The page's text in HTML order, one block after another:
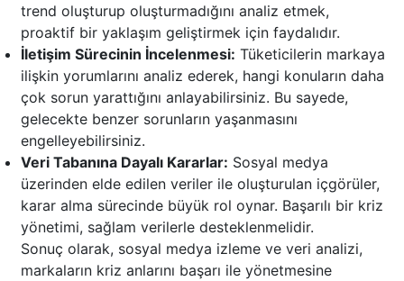
trend oluşturup oluşturmadığını analiz etmek,
proaktif bir yaklaşım geliştirmek için faydalıdır.
İletişim Sürecinin İncelenmesi: Tüketicilerin markaya
ilişkin yorumlarını analiz ederek, hangi konuların daha
çok sorun yarattığını anlayabilirsiniz. Bu sayede,
gelecekte benzer sorunların yaşanmasını
engelleyebilirsiniz.
Veri Tabanına Dayalı Kararlar: Sosyal medya
üzerinden elde edilen veriler ile oluşturulan içgörüler,
karar alma sürecinde büyük rol oynar. Başarılı bir kriz
yönetimi, sağlam verilerle desteklenmelidir.
Sonuç olarak, sosyal medya izleme ve veri analizi,
markaların kriz anlarını başarı ile yönetmesine